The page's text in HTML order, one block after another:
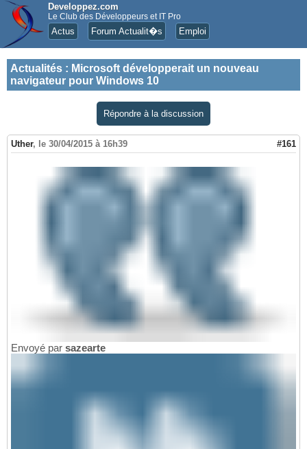
Developpez.com
Le Club des Développeurs et IT Pro
Actus Forum Actualit�s Emploi
Actualités : Microsoft développerait un nouveau
navigateur pour Windows 10
Répondre à la discussion
Uther, le 30/04/2015 à 16h39 #161
Envoyé par sazearte